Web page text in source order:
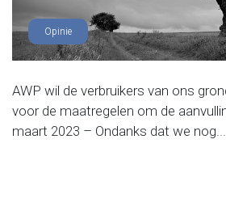
Opinie
AWP wil de verbruikers van ons
voor de maatregelen om de
maart 2023 – Ondanks dat we